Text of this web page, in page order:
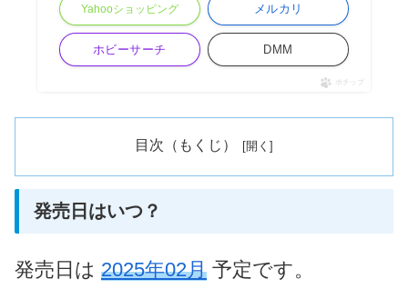
Yahooショッピング メルカリ
ホビーサーチ DMM
ポチップ
目次（もくじ）
発売日はいつ？
発売日は 2025年02月 予定です。